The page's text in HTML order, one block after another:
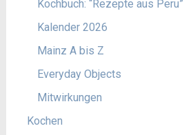
Kochbuch: “Rezepte aus Peru”
Kalender 2026
Mainz A bis Z
Everyday Objects
Mitwirkungen
Kochen